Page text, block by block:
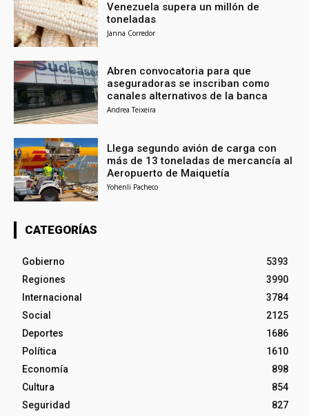
Venezuela supera un millón de
toneladas
Janna Corredor
Abren convocatoria para que
aseguradoras se inscriban como
canales alternativos de la banca
Andrea Teixeira
Llega segundo avión de carga con
más de 13 toneladas de mercancía al
Aeropuerto de Maiquetía
Yohenli Pacheco
CATEGORÍAS
Gobierno
5393
Regiones
3990
Internacional
3784
Social
2125
Deportes
1686
Política
1610
Economía
898
Cultura
854
Seguridad
827